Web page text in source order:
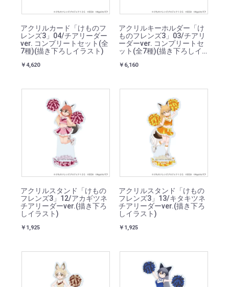
アクリルカード「けものフ
レンズ3」04/チアリーダー
ver. コンプリートセット(全
7種)(描き下ろしイラスト)
￥4,620
アクリルキーホルダー「け
ものフレンズ3」03/チアリ
ーダーver. コンプリートセ
ット(全7種)(描き下ろしイ
￥6,160
アクリルスタンド「けもの
フレンズ3」12/アカギツネ
チアリーダーver.(描き下ろ
しイラスト)
￥1,925
アクリルスタンド「けもの
フレンズ3」13/キタキツネ
チアリーダーver.(描き下ろ
しイラスト)
￥1,925